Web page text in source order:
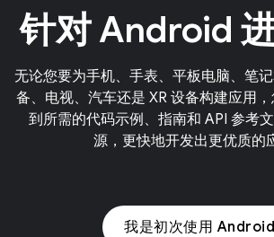
针对 Android
无论您要为手机、手表、平板电脑、笔
备、电视、汽车还是 XR 设备构建应用
到所需的代码示例、指南和 API 参考
源，更快地开发出更优质的
我是初次使用 Android